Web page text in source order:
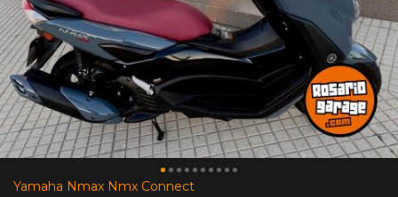
Yamaha Nmax Nmx Connect